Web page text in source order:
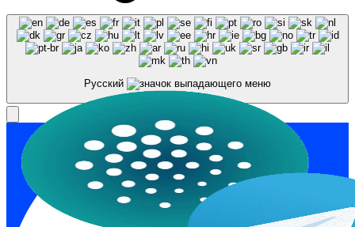
Русский